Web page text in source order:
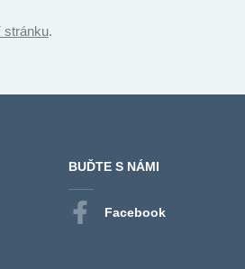
stránku.
BUĎTE S NÁMI
Facebook